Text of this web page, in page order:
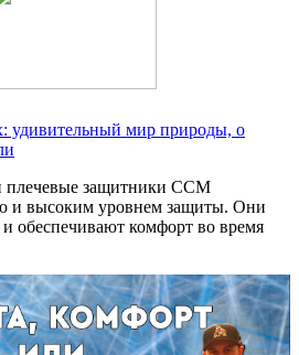
удивительный мир природы, о
защитники CCM
и высоким уровнем защиты. Они
обеспечивают комфорт во время